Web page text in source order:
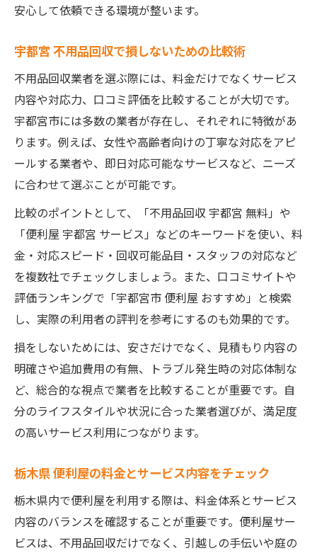
安心して依頼できる環境が整います。
宇都宮 不用品回収で損しないための比較術
不用品回収業者を選ぶ際には、料金だけでなくサービス
内容や対応力、口コミ評価を比較することが大切です。
宇都宮市には多数の業者が存在し、それぞれに特徴があ
ります。例えば、女性や高齢者向けの丁寧な対応をアピ
ールする業者や、即日対応可能なサービスなど、ニーズ
に合わせて選ぶことが可能です。
比較のポイントとして、「不用品回収 宇都宮 無料」や
「便利屋 宇都宮 サービス」などのキーワードを使い、料
金・対応スピード・回収可能品目・スタッフの対応など
を複数社でチェックしましょう。また、口コミサイトや
評価ランキングで「宇都宮市 便利屋 おすすめ」と検索
し、実際の利用者の評判を参考にするのも効果的です。
損をしないためには、安さだけでなく、見積もり内容の
明確さや追加費用の有無、トラブル発生時の対応体制な
ど、総合的な視点で業者を比較することが重要です。自
分のライフスタイルや状況に合った業者選びが、満足度
の高いサービス利用につながります。
栃木県 便利屋の料金とサービス内容をチェック
栃木県内で便利屋を利用する際は、料金体系とサービス
内容のバランスを確認することが重要です。便利屋サー
ビスは、不用品回収だけでなく、引越しの手伝いや庭の